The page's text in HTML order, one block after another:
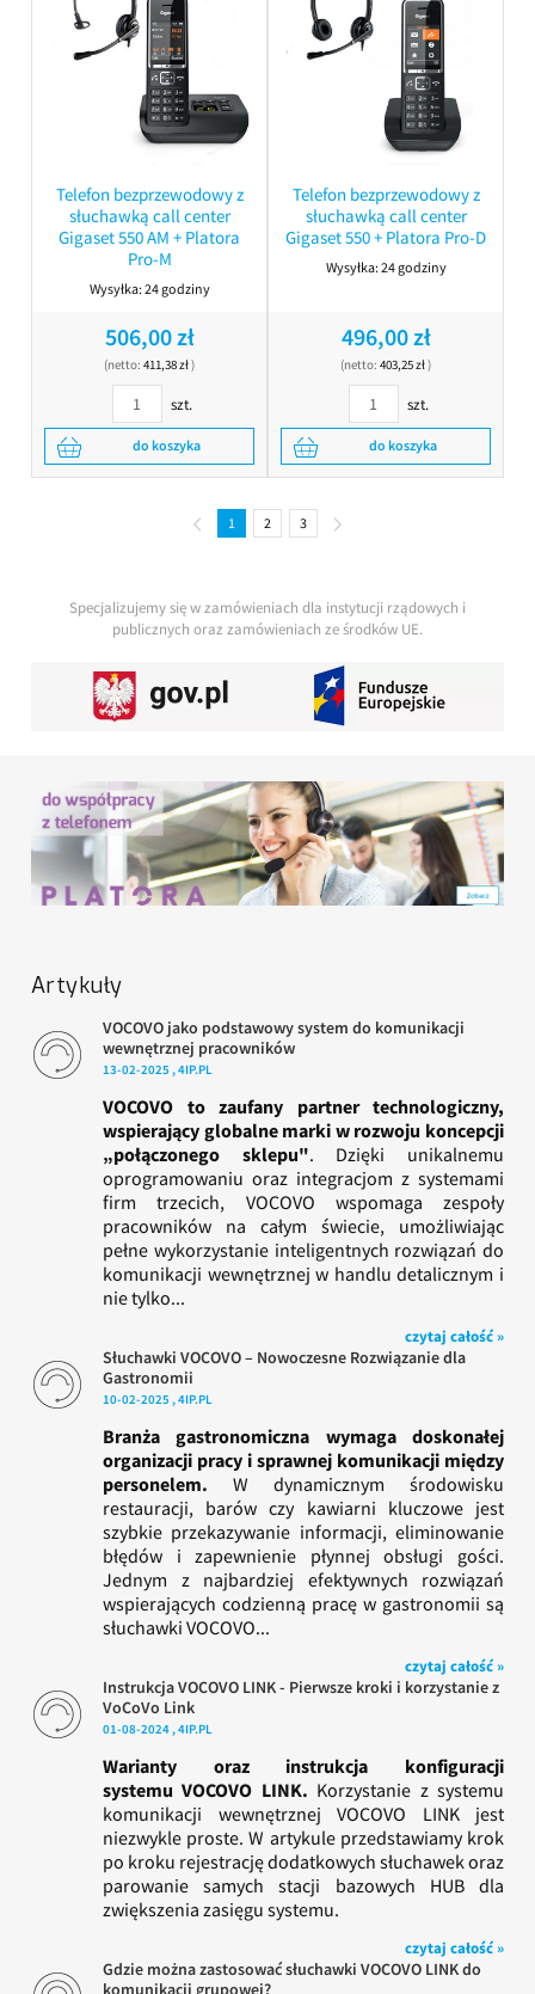
Telefon bezprzewodowy z
słuchawką call center
Gigaset 550 AM + Platora
Pro-M
Wysyłka:24 godziny
506,00 zł
(netto: 411,38 zł)
szt.
do koszyka
Telefon bezprzewodowy z
słuchawką call center
Gigaset 550 + Platora Pro-D
Wysyłka:24 godziny
496,00 zł
(netto: 403,25 zł)
szt.
do koszyka
1 2 3
Specjalizujemy się w zamówieniach dla instytucji rządowych i
publicznych oraz zamówieniach ze środków UE.
Artykuły
VOCOVO jako podstawowy system do komunikacji
wewnętrznej pracowników
13-02-2025 , 4IP.PL
VOCOVO to zaufany partner technologiczny,
wspierający globalne marki w rozwoju koncepcji
„połączonego sklepu". Dzięki unikalnemu
oprogramowaniu oraz integracjom z systemami
firm trzecich, VOCOVO wspomaga zespoły
pracowników na całym świecie, umożliwiając
pełne wykorzystanie inteligentnych rozwiązań do
komunikacji wewnętrznej w handlu detalicznym i
nie tylko...
czytaj całość »
Słuchawki VOCOVO – Nowoczesne Rozwiązanie dla
Gastronomii
10-02-2025 , 4IP.PL
Branża gastronomiczna wymaga doskonałej
organizacji pracy i sprawnej komunikacji między
personelem. W dynamicznym środowisku
restauracji, barów czy kawiarni kluczowe jest
szybkie przekazywanie informacji, eliminowanie
błędów i zapewnienie płynnej obsługi gości.
Jednym z najbardziej efektywnych rozwiązań
wspierających codzienną pracę w gastronomii są
słuchawki VOCOVO...
czytaj całość »
Instrukcja VOCOVO LINK - Pierwsze kroki i korzystanie z
VoCoVo Link
01-08-2024 , 4IP.PL
Warianty oraz instrukcja konfiguracji
systemu VOCOVO LINK. Korzystanie z systemu
komunikacji wewnętrznej VOCOVO LINK jest
niezwykle proste. W artykule przedstawiamy krok
po kroku rejestrację dodatkowych słuchawek oraz
parowanie samych stacji bazowych HUB dla
zwiększenia zasięgu systemu.
czytaj całość »
Gdzie można zastosować słuchawki VOCOVO LINK do
komunikacji grupowej?